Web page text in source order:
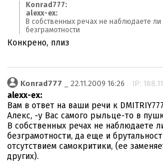
Konrad777:
alexx-ex:
В собственных речах не наблюдаете
безграмотности
Конкрено, плиз
Konrad777 _ 22.11.2009 16:26 IP:
alexx-ex:
Вам в ответ на ваши речи к DMITRIY777
Алекс, -у Вас самого рыльце-то в
В собственных речах не наблюдаете
безграмотности, да еще и
отсутствием самокритики, (ее
других).